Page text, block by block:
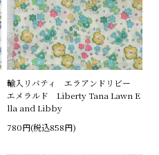
輸入リバティ エラアンドリビー
エメラルド Liberty Tana Lawn E
lla and Libby
780円(税込858円)